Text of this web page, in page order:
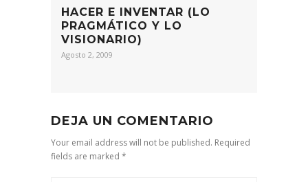
HACER E INVENTAR (LO
PRAGMÁTICO Y LO
VISIONARIO)
Agosto 2, 2009
DEJA UN COMENTARIO
Your email address will not be published. Required
fields are marked *